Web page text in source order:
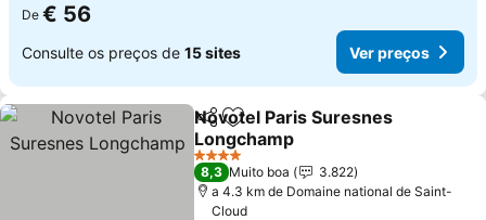
De € 56
Consulte os preços de 15 sites Ver preços
PartilharAdicionar aos favoritos
Novotel Paris Suresnes
Longchamp
Ver preços
4 Estrelas
8,3 Muito boa
3.822
a 4.3 km de Domaine national de Saint-
Cloud